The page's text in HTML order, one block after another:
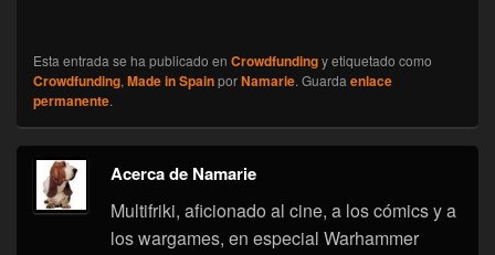
Esta entrada se ha publicado en Crowdfundingy etiquetado como
Crowdfunding,Made in SpainporNamarie. Guardaenlace
permanente.
Acerca de Namarie
Multifriki, aficionado al cine, a los cómics y a
los wargames, en especial Warhammer